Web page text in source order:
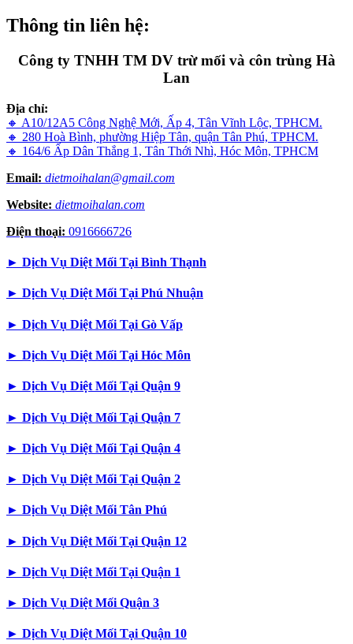
Thông tin liên hệ:
Công ty TNHH TM DV trừ mối và côn trùng Hà
Lan
Địa chỉ:
🔸 A10/12A5 Công Nghệ Mới, Ấp 4, Tân Vĩnh Lộc, TPHCM.
🔸 280 Hoà Bình, phường Hiệp Tân, quận Tân Phú, TPHCM.
🔸 164/6 Ấp Dân Thắng 1, Tân Thới Nhì, Hóc Môn, TPHCM
Email: dietmoihalan@gmail.com
Website: dietmoihalan.com
Điện thoại: 0916666726
► Dịch Vụ Diệt Mối Tại Bình Thạnh
► Dịch Vụ Diệt Mối Tại Phú Nhuận
► Dịch Vụ Diệt Mối Tại Gò Vấp
► Dịch Vụ Diệt Mối Tại Hóc Môn
► Dịch Vụ Diệt Mối Tại Quận 9
► Dịch Vụ Diệt Mối Tại Quận 7
► Dịch Vụ Diệt Mối Tại Quận 4
► Dịch Vụ Diệt Mối Tại Quận 2
► Dịch Vụ Diệt Mối Tân Phú
► Dịch Vụ Diệt Mối Tại Quận 12
► Dịch Vụ Diệt Mối Tại Quận 1
► Dịch Vụ Diệt Mối Quận 3
► Dịch Vụ Diệt Mối Tại Quận 10